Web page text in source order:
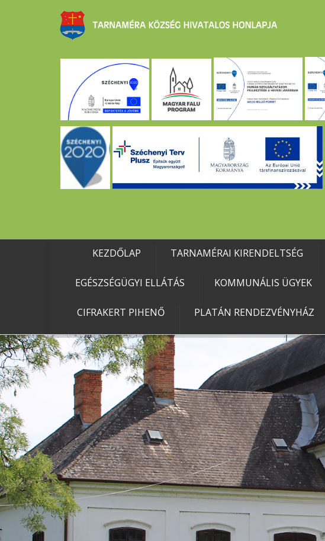
KEZDŐLAP TARNAMÉRAI KIRENDELTSÉG
EGÉSZSÉGÜGYI ELLÁTÁS KOMMUNÁLIS ÜGYEK
CIFRAKERT PIHENŐ PLATÁN RENDEZVÉNYHÁZ